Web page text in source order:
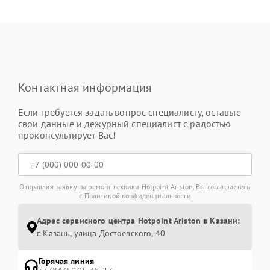
Контактная информация
Если требуется задать вопрос специалисту, оставьте
свои данные и дежурный специалист с радостью
проконсультирует Вас!
Отправляя заявку на ремонт техники Hotpoint Ariston, Вы соглашаетесь
с Политикой конфиденциальности
Адрес сервисного центра Hotpoint Ariston в Казани:
г. Казань, улица Достоевского, 40
Горячая линия